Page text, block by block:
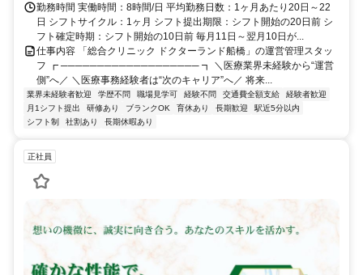
勤務時間 実働時間：8時間/日 平均勤務日数：1ヶ月あたり20日～22
日 シフトサイクル：1ヶ月 シフト提出期限：シフト開始の20日前 シ
フト確定時期：シフト開始の10日前 毎月11日～翌月10日が...
仕事内容 「総合クリニック ドクターランド船橋」の運営管理スタッ
フ ┏ ─────────────────── ┓ ＼医療業界未経験から“運営
側”へ／ ＼医療事務経験者は“次のキャリア”へ／ 将来...
業界未経験者歓迎 学歴不問 職場見学可 経験不問 交通費全額支給
経験者歓迎
月1シフト提出
研修あり ブランクOK 育休あり 長期歓迎
駅近5分以内
シフト制
社割あり 長期休暇あり
正社員